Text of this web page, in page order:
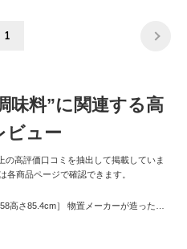
1
味料”に関連する高
ビュー
高評価口コミを抽出して掲載していま
各商品ページで確認できます。